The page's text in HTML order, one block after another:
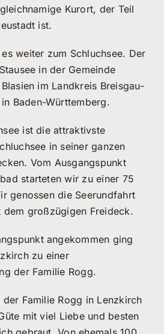
Kurort, der Teil
ist.
weiter zum Schluchsee. Der
in der Gemeinde
im Landkreis Breisgau-
Baden-Württemberg.
ist die attraktivste
in seiner ganzen
Vom Ausgangspunkt
starteten wir zu einer 75
genossen die Seerundfahrt
großzügigen Freideck.
angekommen ging
zu einer
der Familie Rogg.
Familie Rogg in Lenzkirch
mit viel Liebe und besten